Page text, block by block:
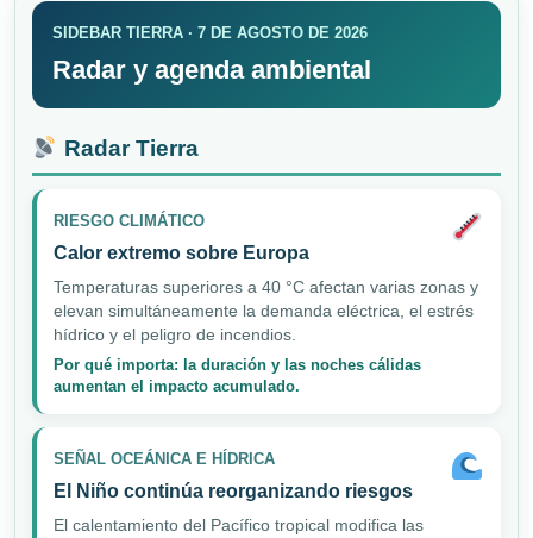
entradas
SIDEBAR TIERRA · 7 DE AGOSTO DE 2026
Radar y agenda ambiental
Radar Tierra
RIESGO CLIMÁTICO
Calor extremo sobre Europa
Temperaturas superiores a 40 °C afectan varias zonas y
elevan simultáneamente la demanda eléctrica, el estrés
hídrico y el peligro de incendios.
Por qué importa: la duración y las noches cálidas
aumentan el impacto acumulado.
SEÑAL OCEÁNICA E HÍDRICA
El Niño continúa reorganizando riesgos
El calentamiento del Pacífico tropical modifica las